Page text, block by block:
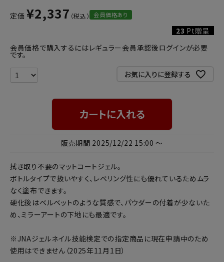
定価 ¥2,337 会員価格あり
23 Pt贈呈
会員価格で購入するにはレギュラー会員承認後ログインが必要
です。
お気に入りに登録する
カートに入れる
販売期間 2025/12/22 15:00 〜
拭き取り不要のマットコートジェル。
ボトルタイプで扱いやすく、レベリング性にも優れているためムラ
なく塗布できます。
硬化後はベルベットのような質感で、パウダーの付着が少ないた
め、ミラーアートの下地にも最適です。
※JNAジェルネイル技能検定での指定商品に現在申請中のため
使用はできません（2025年11月1日）